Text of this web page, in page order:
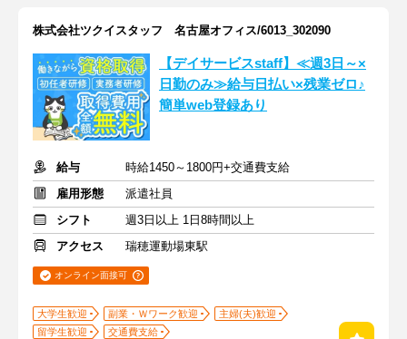
株式会社ツクイスタッフ 名古屋オフィス/6013_302090
【デイサービスstaff】≪週3日～×
日勤のみ≫給与日払い×残業ゼロ♪
簡単web登録あり
給与
時給1450～1800円+交通費支給
雇用形態
派遣社員
シフト
週3日以上 1日8時間以上
アクセス
瑞穂運動場東駅
オンライン面接可
大学生歓迎 副業・Ｗワーク歓迎
主婦(夫)歓迎
留学生歓迎
交通費支給